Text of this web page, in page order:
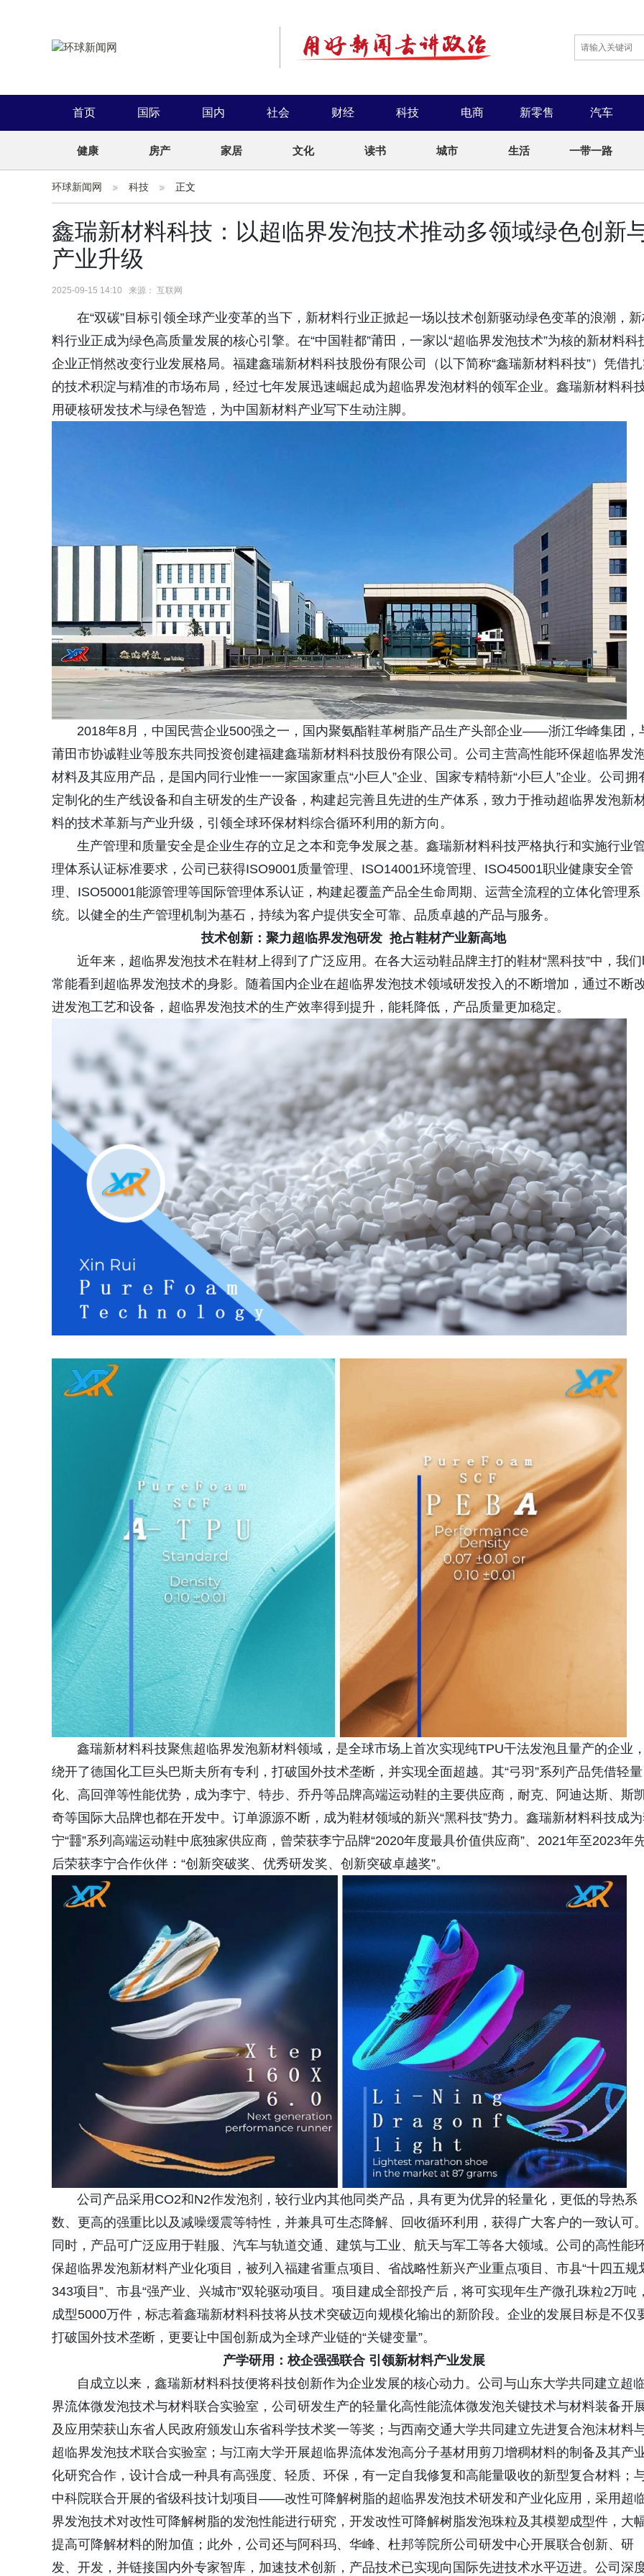
首页 国际 国内 社会 财经 科技 电商 新零售 汽车
健康 房产 家居 文化 读书 城市 生活 一带一路
环球新闻网 科技 正文
鑫瑞新材料科技：以超临界发泡技术推动多领域绿色创新
产业升级
2025-09-15 14:10 来源： 互联网
在“双碳”目标引领全球产业变革的当下，新材料行业正掀起一场以技术创新驱动绿色变革的浪潮，
料行业正成为绿色高质量发展的核心引擎。在“中国鞋都”莆田，一家以“超临界发泡技术”为核的新材料科
企业正悄然改变行业发展格局。福建鑫瑞新材料科技股份有限公司（以下简称“鑫瑞新材料科技”）凭借
的技术积淀与精准的市场布局，经过七年发展迅速崛起成为超临界发泡材料的领军企业。鑫瑞新材料科
用硬核研发技术与绿色智造，为中国新材料产业写下生动注脚。
2018年8月，中国民营企业500强之一，国内聚氨酯鞋革树脂产品生产头部企业——浙江华峰集团，
莆田市协诚鞋业等股东共同投资创建福建鑫瑞新材料科技股份有限公司。公司主营高性能环保超临界发
材料及其应用产品，是国内同行业惟一一家国家重点“小巨人”企业、国家专精特新“小巨人”企业。公司拥
定制化的生产线设备和自主研发的生产设备，构建起完善且先进的生产体系，致力于推动超临界发泡新
料的技术革新与产业升级，引领全球环保材料综合循环利用的新方向。
生产管理和质量安全是企业生存的立足之本和竞争发展之基。鑫瑞新材料科技严格执行和实施行业
理体系认证标准要求，公司已获得ISO9001质量管理、ISO14001环境管理、ISO45001职业健康安全管
理、ISO50001能源管理等国际管理体系认证，构建起覆盖产品全生命周期、运营全流程的立体化管理系
统。以健全的生产管理机制为基石，持续为客户提供安全可靠、品质卓越的产品与服务。
技术创新：聚力超临界发泡研发 抢占鞋材产业新高地
近年来，超临界发泡技术在鞋材上得到了广泛应用。在各大运动鞋品牌主打的鞋材“黑科技”中，我
常能看到超临界发泡技术的身影。随着国内企业在超临界发泡技术领域研发投入的不断增加，通过不断
进发泡工艺和设备，超临界发泡技术的生产效率得到提升，能耗降低，产品质量更加稳定。
鑫瑞新材料科技聚焦超临界发泡新材料领域，是全球市场上首次实现纯TPU干法发泡且量产的企业，
绕开了德国化工巨头巴斯夫所有专利，打破国外技术垄断，并实现全面超越。其“弓羽”系列产品凭借轻量
化、高回弹等性能优势，成为李宁、特步、乔丹等品牌高端运动鞋的主要供应商，耐克、阿迪达斯、斯
奇等国际大品牌也都在开发中。订单源源不断，成为鞋材领域的新兴“黑科技”势力。鑫瑞新材料科技成
宁“䨻”系列高端运动鞋中底独家供应商，曾荣获李宁品牌“2020年度最具价值供应商”、2021年至2023年
后荣获李宁合作伙伴：“创新突破奖、优秀研发奖、创新突破卓越奖”。
公司产品采用CO2和N2作发泡剂，较行业内其他同类产品，具有更为优异的轻量化，更低的导热系
数、更高的强重比以及减噪缓震等特性，并兼具可生态降解、回收循环利用，获得广大客户的一致认可。
同时，产品可广泛应用于鞋服、汽车与轨道交通、建筑与工业、航天与军工等各大领域。公司的高性能
保超临界发泡新材料产业化项目，被列入福建省重点项目、省战略性新兴产业重点项目、市县“十四五规
343项目”、市县“强产业、兴城市”双轮驱动项目。项目建成全部投产后，将可实现年生产微孔珠粒2万吨，
成型5000万件，标志着鑫瑞新材料科技将从技术突破迈向规模化输出的新阶段。企业的发展目标是不仅
打破国外技术垄断，更要让中国创新成为全球产业链的“关键变量”。
产学研用：校企强强联合 引领新材料产业发展
自成立以来，鑫瑞新材料科技便将科技创新作为企业发展的核心动力。公司与山东大学共同建立超
界流体微发泡技术与材料联合实验室，公司研发生产的轻量化高性能流体微发泡关键技术与材料装备开
及应用荣获山东省人民政府颁发山东省科学技术奖一等奖；与西南交通大学共同建立先进复合泡沫材料
超临界发泡技术联合实验室；与江南大学开展超临界流体发泡高分子基材用剪刀增稠材料的制备及其产
化研究合作，设计合成一种具有高强度、轻质、环保，有一定自我修复和高能量吸收的新型复合材料；
中科院联合开展的省级科技计划项目——改性可降解树脂的超临界发泡技术研发和产业化应用，采用超
界发泡技术对改性可降解树脂的发泡性能进行研究，开发改性可降解树脂发泡珠粒及其模塑成型件，大
提高可降解材料的附加值；此外，公司还与阿科玛、华峰、杜邦等院所公司研发中心开展联合创新、研
发、开发，并链接国内外专家智库，加速技术创新，产品技术已实现向国际先进技术水平迈进。公司深